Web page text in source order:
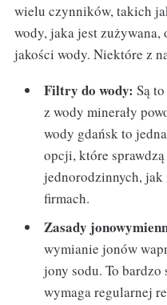
wielu czynników, takich
wody, jaka jest zużywana,
jakości wody. Niektóre z
Filtry do wody: Są
z wody minerały
wody gdańsk to
opcji, które
jednorodzinnych,
firmach.
Zasady
wymianie jonów
jony sodu. To bardzo
wymaga regularnej